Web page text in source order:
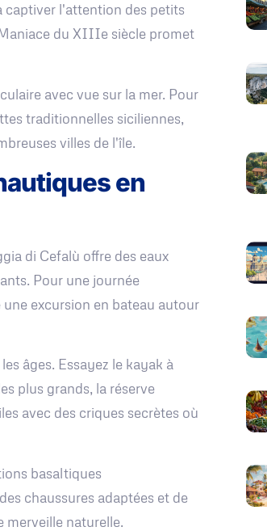
captiver l'attention des petits
du XIIIe siècle promet
avec vue sur la mer. Pour
traditionnelles siciliennes,
villes de l'île.
en
di Cefalù offre des eaux
Pour une journée
excursion en bateau autour
âges. Essayez le kayak à
plus grands, la réserve
avec des criques secrètes où
basaltiques
chaussures adaptées et de
merveille naturelle.